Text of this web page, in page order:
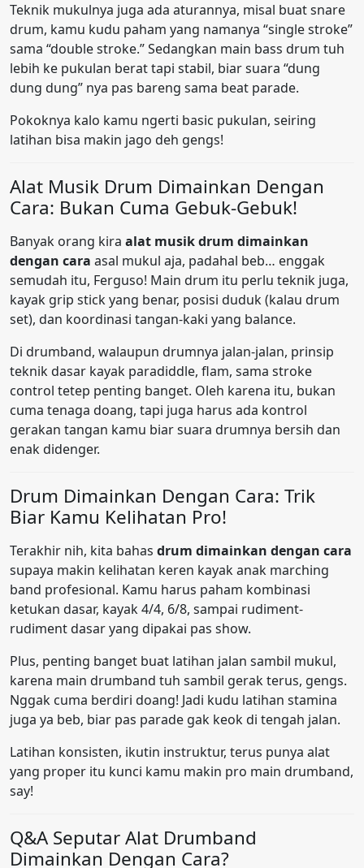
Teknik mukulnya juga ada aturannya, misal buat snare
drum, kamu kudu paham yang namanya “single stroke”
sama “double stroke.” Sedangkan main bass drum tuh
lebih ke pukulan berat tapi stabil, biar suara “dung
dung dung” nya pas bareng sama beat parade.
Pokoknya kalo kamu ngerti basic pukulan, seiring
latihan bisa makin jago deh gengs!
Alat Musik Drum Dimainkan Dengan
Cara: Bukan Cuma Gebuk-Gebuk!
Banyak orang kira alat musik drum dimainkan
dengan cara asal mukul aja, padahal beb… enggak
semudah itu, Ferguso! Main drum itu perlu teknik juga,
kayak grip stick yang benar, posisi duduk (kalau drum
set), dan koordinasi tangan-kaki yang balance.
Di drumband, walaupun drumnya jalan-jalan, prinsip
teknik dasar kayak paradiddle, flam, sama stroke
control tetep penting banget. Oleh karena itu, bukan
cuma tenaga doang, tapi juga harus ada kontrol
gerakan tangan kamu biar suara drumnya bersih dan
enak didenger.
Drum Dimainkan Dengan Cara: Trik
Biar Kamu Kelihatan Pro!
Terakhir nih, kita bahas drum dimainkan dengan cara
supaya makin kelihatan keren kayak anak marching
band profesional. Kamu harus paham kombinasi
ketukan dasar, kayak 4/4, 6/8, sampai rudiment-
rudiment dasar yang dipakai pas show.
Plus, penting banget buat latihan jalan sambil mukul,
karena main drumband tuh sambil gerak terus, gengs.
Nggak cuma berdiri doang! Jadi kudu latihan stamina
juga ya beb, biar pas parade gak keok di tengah jalan.
Latihan konsisten, ikutin instruktur, terus punya alat
yang proper itu kunci kamu makin pro main drumband,
say!
Q&A Seputar Alat Drumband
Dimainkan Dengan Cara?